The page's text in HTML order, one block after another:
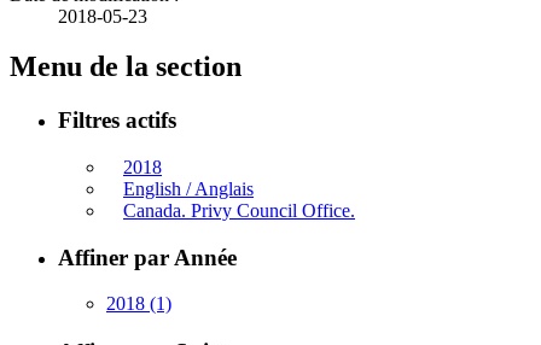
2018-05-23
Menu de la section
Filtres actifs
2018
English / Anglais
Canada. Privy Council Office.
Affiner par Année
2018 (1)